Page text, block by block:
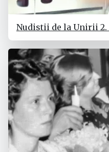
Nudistii de la Unirii 2.